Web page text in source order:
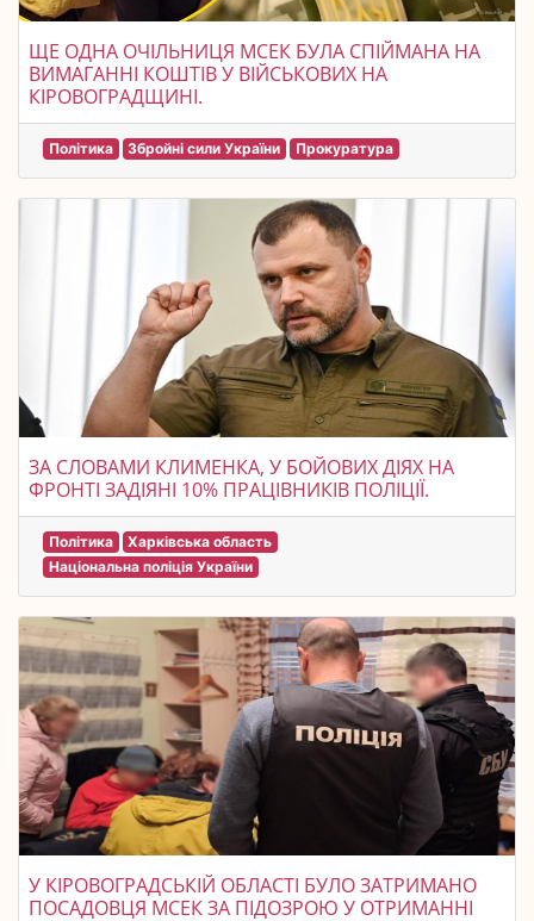
ЩЕ ОДНА ОЧІЛЬНИЦЯ МСЕК БУЛА СПІЙМАНА НА
ВИМАГАННІ КОШТІВ У ВІЙСЬКОВИХ НА
КІРОВОГРАДЩИНІ.
Політика Збройні сили України Прокуратура
ЗА СЛОВАМИ КЛИМЕНКА, У БОЙОВИХ ДІЯХ НА
ФРОНТІ ЗАДІЯНІ 10% ПРАЦІВНИКІВ ПОЛІЦІЇ.
Політика
Харківська область
Національна поліція України
У КІРОВОГРАДСЬКІЙ ОБЛАСТІ БУЛО ЗАТРИМАНО
ПОСАДОВЦЯ МСЕК ЗА ПІДОЗРОЮ У ОТРИМАННІ